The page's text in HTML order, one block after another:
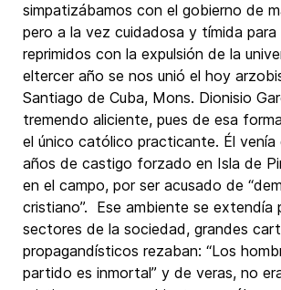
simpatizábamos con el gobierno de
pero a la vez cuidadosa y tímida para
reprimidos con la expulsión de la
eltercer año se nos unió el hoy
Santiago de Cuba, Mons. Dionisio
tremendo aliciente, pues de esa
el único católico practicante. Él venía
años de castigo forzado en Isla de
en el campo, por ser acusado de
cristiano”. Ese ambiente se extendía
sectores de la sociedad, grandes
propagandísticos rezaban: “Los
partido es inmortal” y de veras, no